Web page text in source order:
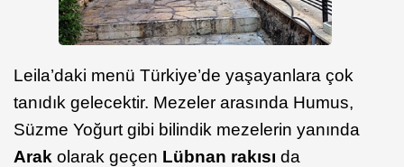
Leila’daki menü Türkiye’de yaşayanlara çok
tanıdık gelecektir. Mezeler arasında Humus,
Süzme Yoğurt gibi bilindik mezelerin yanında
Arak olarak geçen Lübnan rakısı da